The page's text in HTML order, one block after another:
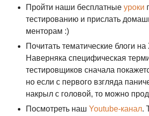
Пройти наши бесплатные уроки
тестированию и прислать
менторам :)
Почитать тематические блоги
Наверняка специфическая
тестировщиков сначала
но если с первого взгляда
накрыл с головой, то можно
Посмотреть наш Youtube-канал.